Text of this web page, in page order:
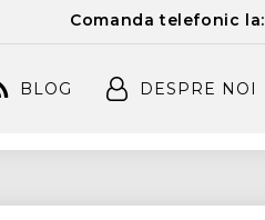
Comanda telefonic la:
BLOG DESPRE NOI